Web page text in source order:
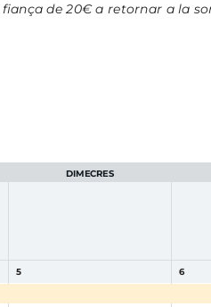
de 20€ a retornar a la
DIMECRES
5 6